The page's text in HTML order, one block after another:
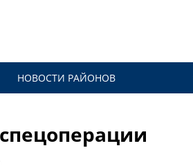
НОВОСТИ РАЙОНОВ